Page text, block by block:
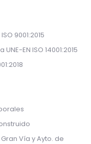
9001:2015
EN ISO 14001:2015
Vía y Ayto. de